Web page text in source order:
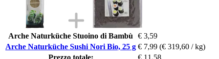
Arche Naturküche Stuoino di Bambù
€ 3,59
Arche Naturküche Sushi Nori Bio, 25 g € 7,99 (€ 319,60 / kg)
Prezzo totale:
€ 11,58